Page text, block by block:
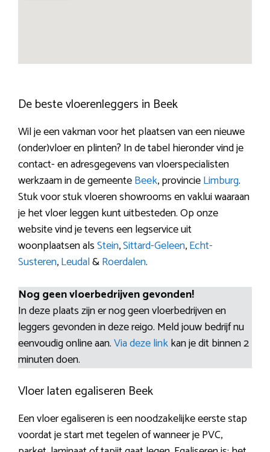
De beste vloerenleggers in Beek
Wil je een vakman voor het plaatsen van een nieuwe
(onder)vloer en plinten? In de tabel hieronder vind je
contact- en adresgegevens van vloerspecialisten
werkzaam in de gemeenteBeek, provincieLimburg.
Stuk voor stuk vloeren showrooms en vaklui waaraan
je het vloer leggen kunt uitbesteden. Op onze
website vind je tevens een legservice uit
woonplaatsen alsStein,Sittard-Geleen,Echt-
Susteren,Leudal&Roerdalen.
Nog geen vloerbedrijven gevonden!
In deze plaats zijn er nog geen vloerbedrijven en
leggers gevonden in deze reigo. Meld jouw bedrijf nu
eenvoudig online aan.Via deze linkkan je dit binnen 2
minuten doen.
Vloer laten egaliseren Beek
Een vloer egaliseren is een noodzakelijke eerste stap
voordat je start met tegelen of wanneer je PVC,